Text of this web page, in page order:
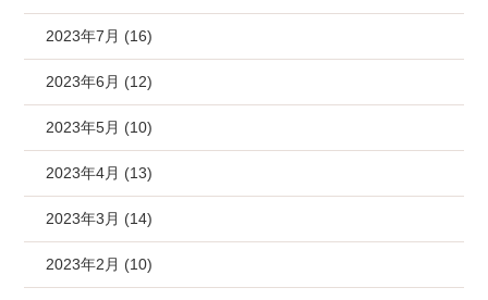
2023年7月 (16)
2023年6月 (12)
2023年5月 (10)
2023年4月 (13)
2023年3月 (14)
2023年2月 (10)